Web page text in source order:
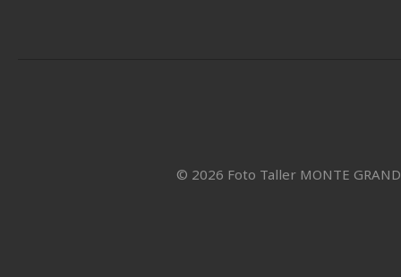
© 2026 Foto Taller MONTE